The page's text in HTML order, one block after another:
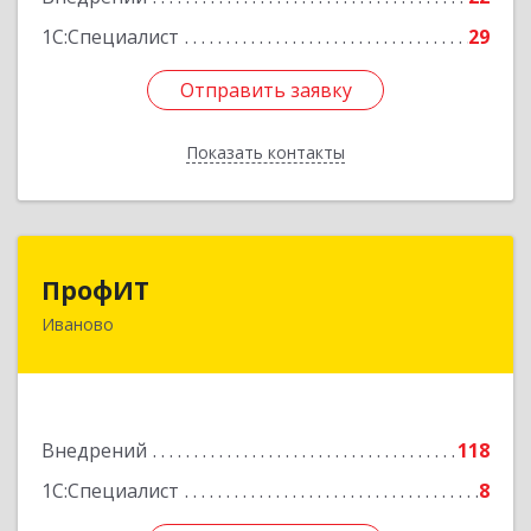
1С:Специалист
29
Отправить заявку
Показать контакты
Отправить заявку
Назад
ПрофИТ
Иваново
Внедрений
118
1С:Специалист
8
153000, Ивановская обл, г.о. город Иваново,
Подробнее